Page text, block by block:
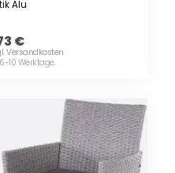
Alu
€
Versandkosten
10 Werktage.